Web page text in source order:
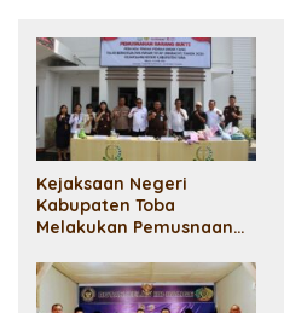
Kejaksaan Negeri
Kabupaten Toba
Melakukan Pemusnaan